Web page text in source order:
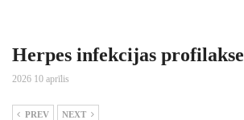
Herpes infekcijas profilakse
2026 10 aprīlis
PREV NEXT